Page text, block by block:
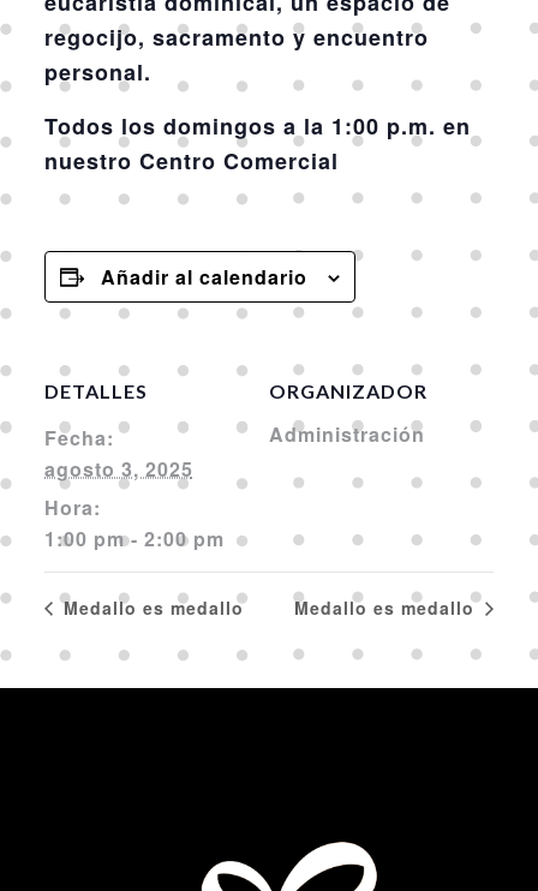
regocijo, sacramento y encuentro
personal.
Todos los domingos a la 1:00 p.m. en
nuestro Centro Comercial
Añadir al calendario
DETALLES
Fecha:
agosto 3, 2025
Hora:
1:00 pm - 2:00 pm
ORGANIZADOR
Administración
Medallo es medallo Medallo es medallo